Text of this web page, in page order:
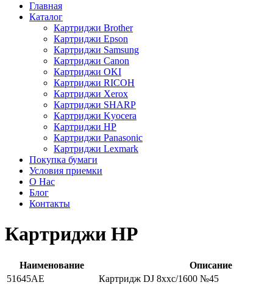
Главная
Каталог
Картриджи Brother
Картриджи Epson
Картриджи Samsung
Картриджи Canon
Картриджи OKI
Картриджи RICOH
Картриджи Xerox
Картриджи SHARP
Картриджи Kyocera
Картриджи HP
Картриджи Panasonic
Картриджи Lexmark
Покупка бумаги
Условия приемки
О Нас
Блог
Контакты
Картриджи HP
Наименование
Описание
51645AE
Картридж DJ 8xxc/1600 №45